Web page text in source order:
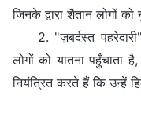
जिनके द्वारा शैतान लोगों
2. "ज़बर्दस्त
लोगों को यातना पहुँचाता
नियंत्रित करते हैं कि उन्हें